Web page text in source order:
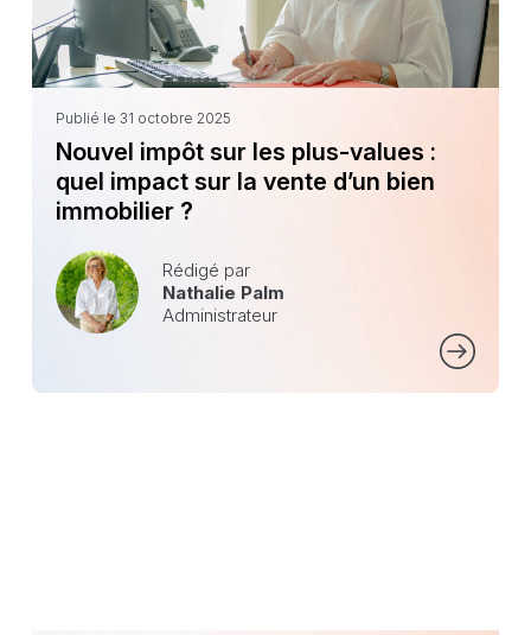
Publié le 31 octobre 2025
Nouvel impôt sur les plus-values :
quel impact sur la vente d’un bien
immobilier ?
Rédigé par
Nathalie Palm
Administrateur